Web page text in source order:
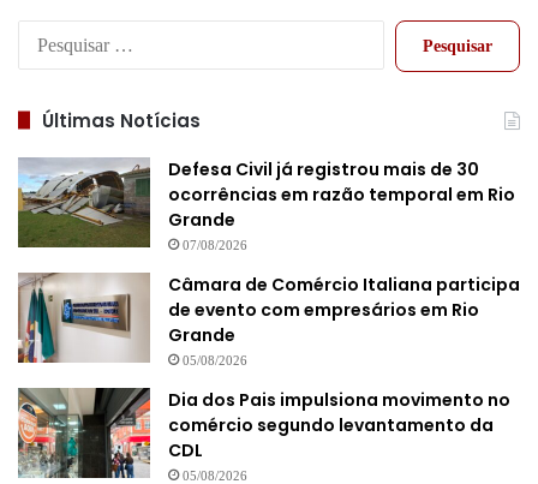
Pesquisar
Últimas Notícias
Defesa Civil já registrou mais de 30
ocorrências em razão temporal em Rio
Grande
07/08/2026
Câmara de Comércio Italiana participa
de evento com empresários em Rio
Grande
05/08/2026
Dia dos Pais impulsiona movimento no
comércio segundo levantamento da
CDL
05/08/2026